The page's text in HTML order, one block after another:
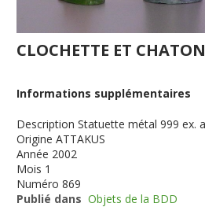
CLOCHETTE ET CHATON
Informations supplémentaires
Description Statuette métal 999 ex.
Origine ATTAKUS
Année 2002
Mois 1
Numéro 869
Publié dans Objets de la BDD